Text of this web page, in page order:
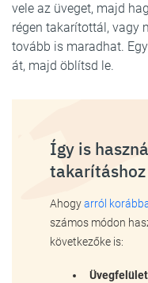
vele az üveget, majd
régen takarítottál, vagy
tovább is maradhat.
át, majd öblítsd le.
Így is
takarításhoz
Ahogyarról
számos módon
következőke is: